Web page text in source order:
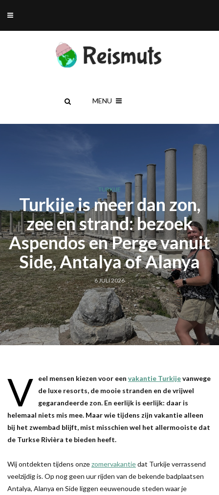
MENU
TURKIJE
Turkije is meer dan zon,
zee en strand: bezoek
Aspendos en Perge vanuit
Side, Antalya of Alanya
6 JULI 2026
V eel mensen kiezen voor een vakantie Turkijevanwege
de luxe resorts, de mooie stranden en de vrijwel
gegarandeerde zon. En eerlijk is eerlijk: daar is
helemaal niets mis mee. Maar wie tijdens zijn vakantie alleen
bij het zwembad blijft, mist misschien wel het allermooiste dat
de Turkse Rivièra te bieden heeft.
Wij ontdekten tijdens onzezomervakantiedat Turkije verrassend
veelzijdig is. Op nog geen uur rijden van de bekende badplaatsen
Antalya, Alanya en Side liggen eeuwenoude steden waar je